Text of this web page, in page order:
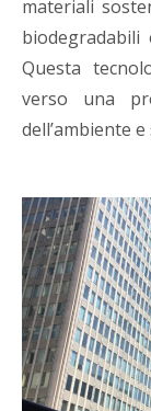
materiali
Questa
verso una
dell’ambiente